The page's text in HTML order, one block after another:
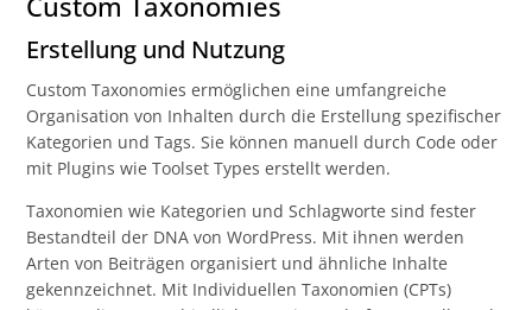
Erstellung und Nutzung
Custom Taxonomies ermöglichen eine umfangreiche
Organisation von Inhalten durch die Erstellung spezifischer
Kategorien und Tags. Sie können manuell durch Code oder
mit Plugins wie Toolset Types erstellt werden.
Taxonomien wie Kategorien und Schlagworte sind fester
Bestandteil der DNA von WordPress. Mit ihnen werden
Arten von Beiträgen organisiert und ähnliche Inhalte
gekennzeichnet. Mit Individuellen Taxonomien (CPTs)